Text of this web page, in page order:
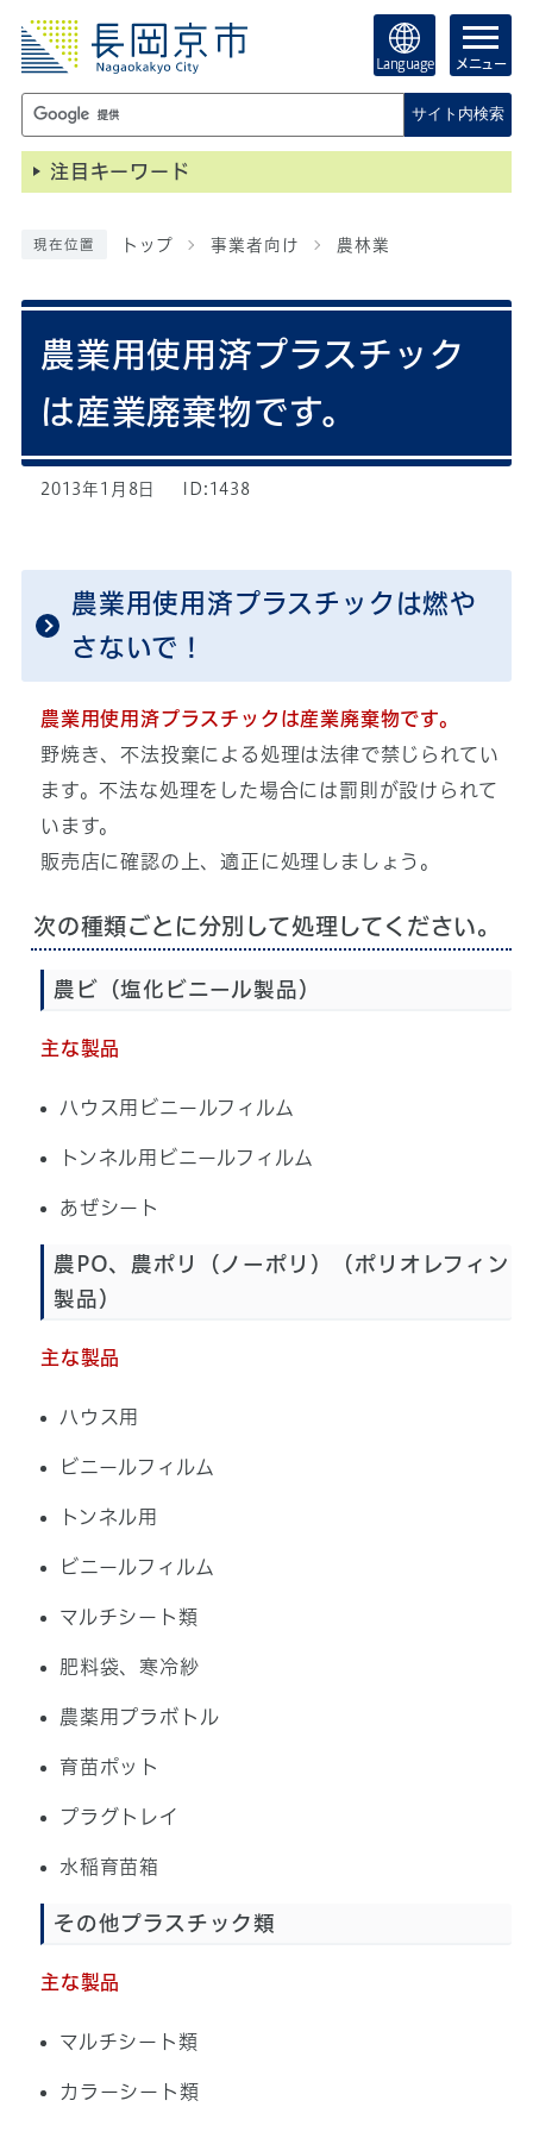
Language メニュー
サイト内検索
注目キーワード
現在位置 トップ 事業者向け 農林業
農業用使用済プラスチック
は産業廃棄物です。
2013年1月8日 ID:1438
農業用使用済プラスチックは燃や
さないで！
農業用使用済プラスチックは産業廃棄物です。
野焼き、不法投棄による処理は法律で禁じられてい
ます。不法な処理をした場合には罰則が設けられて
います。
販売店に確認の上、適正に処理しましょう。
次の種類ごとに分別して処理してください。
農ビ（塩化ビニール製品）
主な製品
ハウス用ビニールフィルム
トンネル用ビニールフィルム
あぜシート
農PO、農ポリ（ノーポリ）（ポリオレフィン
製品）
主な製品
ハウス用
ビニールフィルム
トンネル用
ビニールフィルム
マルチシート類
肥料袋、寒冷紗
農薬用プラボトル
育苗ポット
プラグトレイ
水稲育苗箱
その他プラスチック類
主な製品
マルチシート類
カラーシート類